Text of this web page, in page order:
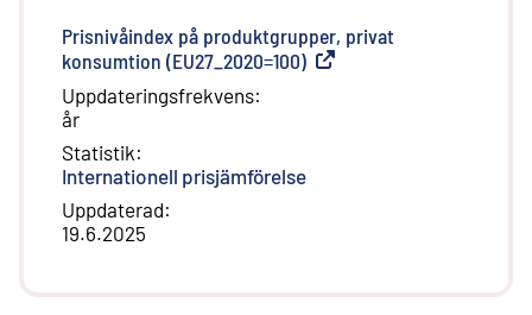
Prisnivåindex på produktgrupper, privat
konsumtion (EU27_2020=100) Extern länk
Uppdateringsfrekvens:
år
Statistik:
Internationell prisjämförelse
Uppdaterad:
19.6.2025